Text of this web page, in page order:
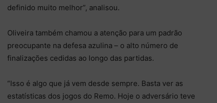
definido muito melhor”, analisou.
Oliveira também chamou a atenção para um padrão
preocupante na defesa azulina – o alto número de
finalizações cedidas ao longo das partidas.
“Isso é algo que já vem desde sempre. Basta ver as
estatísticas dos jogos do Remo. Hoje o adversário teve